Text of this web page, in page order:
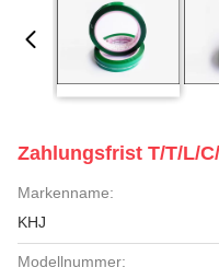
Zahlungsfrist T/T/L/
Markenname:
KHJ
Modellnummer: